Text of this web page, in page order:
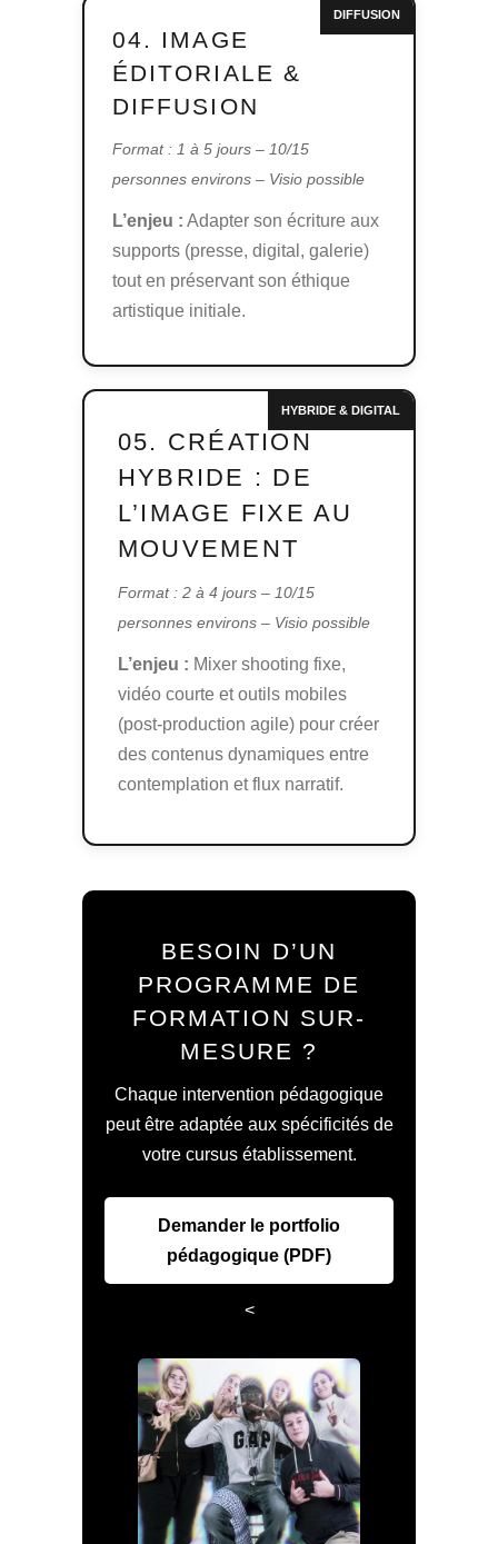
DIFFUSION
04. IMAGE
ÉDITORIALE &
DIFFUSION
Format : 1 à 5 jours – 10/15
personnes environs – Visio possible
L’enjeu : Adapter son écriture aux
supports (presse, digital, galerie)
tout en préservant son éthique
artistique initiale.
HYBRIDE & DIGITAL
05. CRÉATION
HYBRIDE : DE
L’IMAGE FIXE AU
MOUVEMENT
Format : 2 à 4 jours – 10/15
personnes environs – Visio possible
L’enjeu : Mixer shooting fixe,
vidéo courte et outils mobiles
(post-production agile) pour créer
des contenus dynamiques entre
contemplation et flux narratif.
BESOIN D’UN
PROGRAMME DE
FORMATION SUR-
MESURE ?
Chaque intervention pédagogique
peut être adaptée aux spécificités de
votre cursus établissement.
Demander le portfolio
pédagogique (PDF)
<